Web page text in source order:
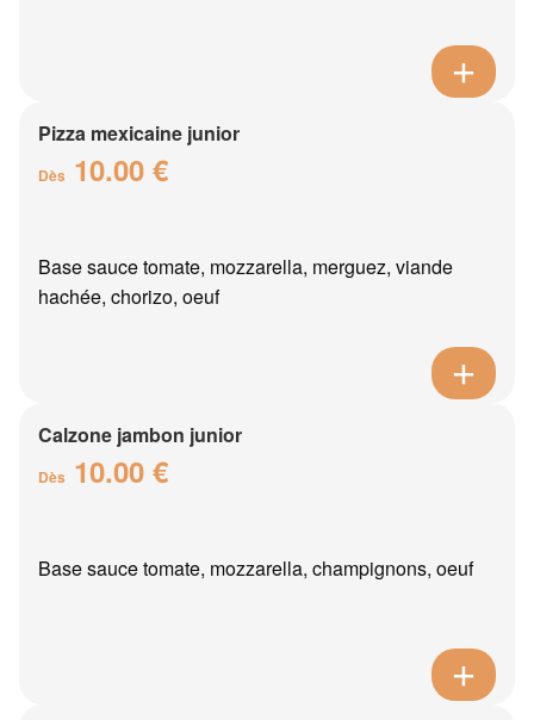
Pizza mexicaine junior
Dès 10.00 €
Base sauce tomate, mozzarella, merguez, viande
hachée, chorizo, oeuf
Calzone jambon junior
Dès 10.00 €
Base sauce tomate, mozzarella, champignons, oeuf